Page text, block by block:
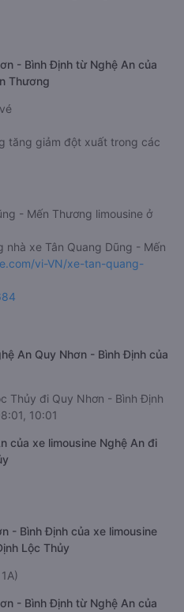
- Bình Định từ Nghệ An của
Thương
tăng giảm đột xuất trong các
- Mến Thương limousine ở
nhà xe Tân Quang Dũng - Mến
vi-VN/xe-tan-quang-
An Quy Nhơn - Bình Định của
Thủy đi Quy Nhơn - Bình Định
10:01
của xe limousine Nghệ An đi
- Bình Định của xe limousine
Lộc Thủy
- Bình Định từ Nghệ An của